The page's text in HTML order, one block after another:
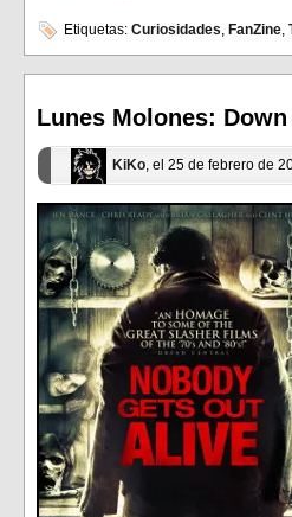
en
Facebook
(Se
abre
ventana
nueva)
en
(Se
abre
ventana
nueva)
Etiquetas: Curiosidades FanZine
Lunes Molones: Down
KiKo, el 25 de febrero de